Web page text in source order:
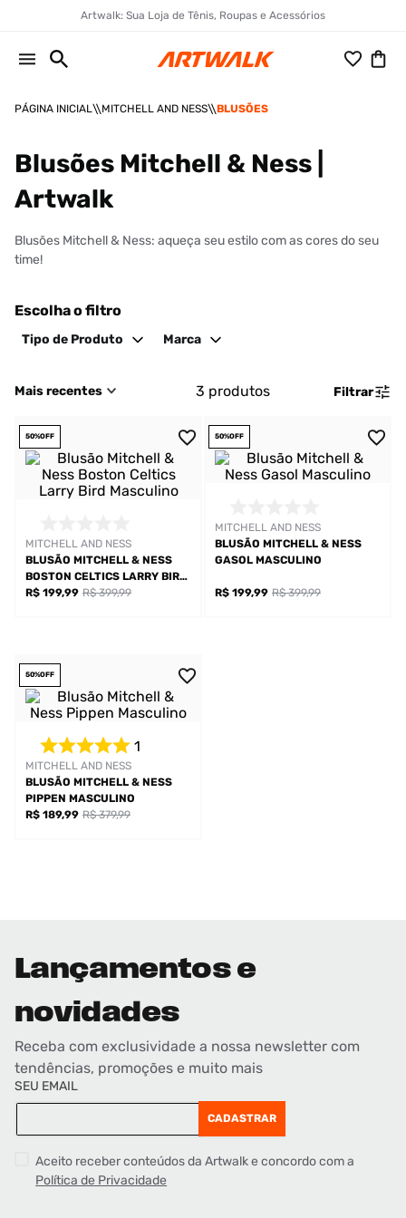
Artwalk: Sua Loja de Tênis, Roupas e Acessórios
MITCHELL AND NESS BLUSÕES
Blusões Mitchell & Ness |
Artwalk
Blusões Mitchell & Ness: aqueça seu estilo com as cores do seu
time!
Escolha o filtro
Tipo de Produto Marca
Mais recentes 3 produtos Filtrar
50%OFF
MITCHELL AND NESS
BLUSÃO MITCHELL & NESS
BOSTON CELTICS LARRY BIRD
MASCULINO
R$ 199,99 R$ 399,99
50%OFF
MITCHELL AND NESS
BLUSÃO MITCHELL & NESS
GASOL MASCULINO
R$ 199,99 R$ 399,99
50%OFF
MITCHELL AND NESS
1
BLUSÃO MITCHELL & NESS
PIPPEN MASCULINO
R$ 189,99 R$ 379,99
Lançamentos e
novidades
Receba com exclusividade a nossa newsletter com
tendências, promoções e muito mais
SEU EMAIL
CADASTRAR
Aceito receber conteúdos da Artwalk e concordo com a
Política de Privacidade